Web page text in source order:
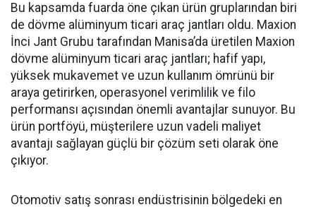
Bu kapsamda fuarda öne çıkan ürün gruplarından biri
de dövme alüminyum ticari araç jantları oldu. Maxion
İnci Jant Grubu tarafından Manisa’da üretilen Maxion
dövme alüminyum ticari araç jantları; hafif yapı,
yüksek mukavemet ve uzun kullanım ömrünü bir
araya getirirken, operasyonel verimlilik ve filo
performansı açısından önemli avantajlar sunuyor. Bu
ürün portföyü, müşterilere uzun vadeli maliyet
avantajı sağlayan güçlü bir çözüm seti olarak öne
çıkıyor.
Otomotiv satış sonrası endüstrisinin bölgedeki en